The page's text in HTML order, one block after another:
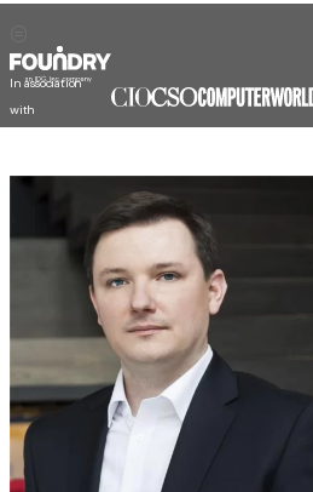
In association
with